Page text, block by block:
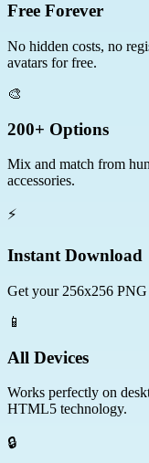
Free Forever
No hidden costs, no
avatars for free.
🎨
200+ Options
Mix and match from
accessories.
⚡
Instant Download
Get your 256x256
📱
All Devices
Works perfectly on
HTML5 technology.
🔒